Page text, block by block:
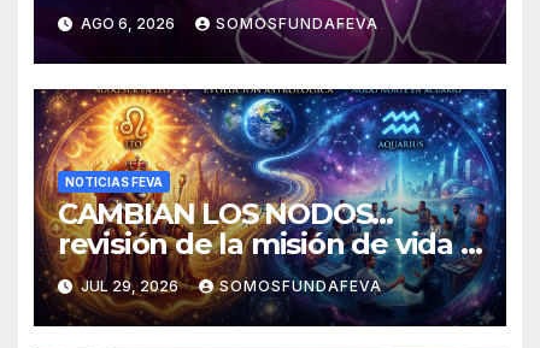
AGO 6, 2026 SOMOSFUNDAFEVA
NOTICIAS FEVA
CAMBIAN LOS NODOS…
revisión de la misión de vida y
experiencias
JUL 29, 2026 SOMOSFUNDAFEVA